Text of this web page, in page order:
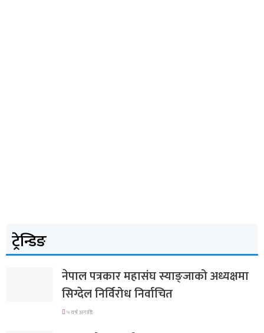
ट्रेन्डिङ
नेपाल पत्रकार महासंघ स्याङ्जाको अध्यक्षमा
सिग्देल निर्विरोध निर्वाचित
५ वर्ष अगाडि